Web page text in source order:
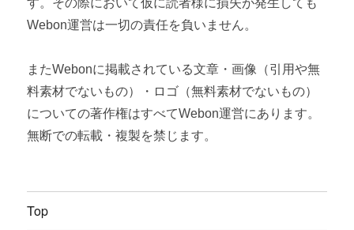
す。その際において仮に読者様に損失が発生しても
Webon運営は一切の責任を負いません。
またWebonに掲載されている文章・画像（引用や無
料素材でないもの）・ロゴ（無料素材でないもの）
についての著作権はすべてWebon運営にあります。
無断での転載・複製を禁じます。
Top